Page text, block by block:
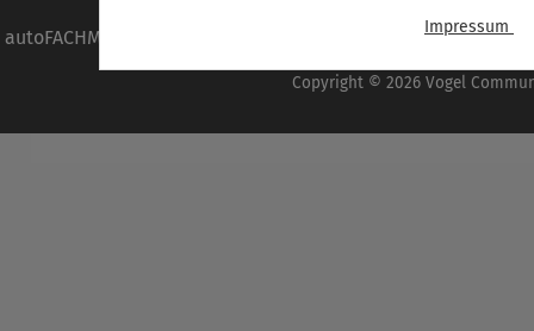
autoFACHMANN ist eine Marke der Vogel Communications
Copyright © 2026 Vogel
Impressum